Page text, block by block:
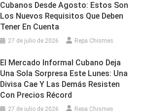
Cubanos Desde Agosto: Estos Son
Los Nuevos Requisitos Que Deben
Tener En Cuenta
27 de julio de 2026 Repa Chismes
El Mercado Informal Cubano Deja
Una Sola Sorpresa Este Lunes: Una
Divisa Cae Y Las Demás Resisten
Con Precios Récord
27 de julio de 2026 Repa Chismes